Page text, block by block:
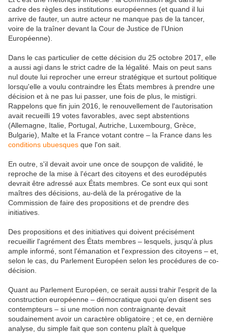
cadre des règles des institutions européennes (et quand il lui
arrive de fauter, un autre acteur ne manque pas de la tancer,
voire de la traîner devant la Cour de Justice de l'Union
Européenne).
Dans le cas particulier de cette décision du 25 octobre 2017, elle
a aussi agi dans le strict cadre de la légalité. Mais on peut sans
nul doute lui reprocher une erreur stratégique et surtout politique
lorsqu'elle a voulu contraindre les États membres à prendre une
décision et à ne pas lui passer, une fois de plus, le mistigri.
Rappelons que fin juin 2016, le renouvellement de l'autorisation
avait recueilli 19 votes favorables, avec sept abstentions
(Allemagne, Italie, Portugal, Autriche, Luxembourg, Grèce,
Bulgarie), Malte et la France votant contre – la France dans les
conditions ubuesques que l'on sait.
En outre, s'il devait avoir une once de soupçon de validité, le
reproche de la mise à l'écart des citoyens et des eurodéputés
devrait être adressé aux États membres. Ce sont eux qui sont
maîtres des décisions, au-delà de la prérogative de la
Commission de faire des propositions et de prendre des
initiatives.
Des propositions et des initiatives qui doivent précisément
recueillir l'agrément des États membres – lesquels, jusqu'à plus
ample informé, sont l'émanation et l'expression des citoyens – et,
selon le cas, du Parlement Européen selon les procédures de co-
décision.
Quant au Parlement Européen, ce serait aussi trahir l'esprit de la
construction européenne – démocratique quoi qu'en disent ses
contempteurs – si une motion non contraignante devait
soudainement avoir un caractère obligatoire ; et ce, en dernière
analyse, du simple fait que son contenu plaît à quelque